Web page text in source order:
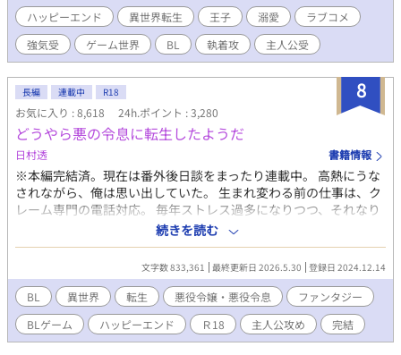
現実の違いに戸惑うモンペ王子と、本人を見ろと言い続ける主人
公。 解釈違いから始まる、BLゲーム転生ラブコメ。 全61話。 ※
ハッピーエンド ※暴力的表現は予告なく出てきます ※性的な表現
があるタイトルには※付 ※R-18は中盤から ※カップリングはメイ
ンのみ（王子×主人公）
ハッピーエンド 異世界転生 王子 溺愛
ラブコメ
強気受
ゲーム世界 BL 執着攻 主人公受
8
長編 連載中 R18
お気に入り : 8,618 24h.ポイント : 3,280
どうやら悪の令息に転生したようだ
日村透 書籍情報
※本編完結済。現在は番外後日談をまったり連載中。 高熱にうな
されながら、俺は思い出していた。 生まれ変わる前の仕事は、ク
レーム専門の電話対応。 毎年ストレス過多になりつつ、それなり
に平和な日々を送っていたある日、妹に泣きつかれてBLノベルゲ
ームをプレイした。 そのゲーム、まず主人公がひどい。攻略対象
もひどい。 悪役令嬢アデリナ様はどう見ても悲劇の令嬢だし、悪
役令息リシェルも救いがなさ過ぎる。 「こいつら助けてあげた
い……！」 妹と二人して語り合っていたら、なんとアデリナ様の
弟ランハートとして転生することに。 ――拝啓 妹よ。我らの望
みが叶う時が来た。 俺は必ずやアデリナ様とリシェルを悲劇の運
命から助け出し、元凶どもを駆逐してみせよう……！
続きを読む
文字数 833,361 最終更新日 2026.5.30 登録日 2024.12.14
BL 異世界 転生 悪役令嬢・悪役令息
ファンタジー
BLゲーム
ハッピーエンド Ｒ18 主人公攻め 完結